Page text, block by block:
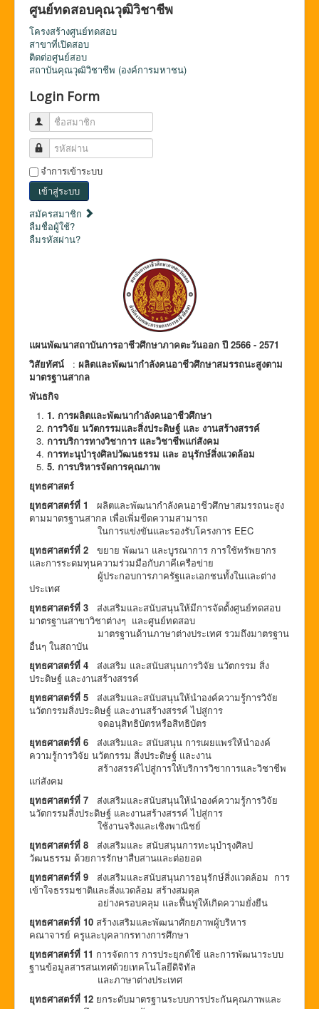
ศูนย์ทดสอบคุณวุฒิวิชาชีพ
โครงสร้างศูนย์ทดสอบ
สาขาที่เปิดสอบ
ติดต่อศูนย์สอบ
สถาบันคุณวุฒิวิชาชีพ (องค์การมหาชน)
Login Form
ชื่อสมาชิก
รหัสผ่าน
จำการเข้าระบบ
เข้าสู่ระบบ
สมัครสมาชิก
ลืมชื่อผู้ใช้?
ลืมรหัสผ่าน?
แผนพัฒนาสถาบันการอาชีวศึกษาภาคตะวันออก ปี 2566 - 2571
วิสัยทัศน์ : ผลิตและพัฒนากำลังคนอาชีวศึกษาสมรรถนะสูงตาม
มาตรฐานสากล
พันธกิจ
1. การผลิตและพัฒนากำลังคนอาชีวศึกษา
การวิจัย นวัตกรรมและสิ่งประดิษฐ์ และ งานสร้างสรรค์
การบริการทางวิชาการ และวิชาชีพแก่สังคม
การทะนุบำรุงศิลปวัฒนธรรม และ อนุรักษ์สิ่งแวดล้อม
5. การบริหารจัดการคุณภาพ
ยุทธศาสตร์
ยุทธศาสตร์ที่ 1
ผลิตและพัฒนากำลังคนอาชีวศึกษาสมรรถนะสูง
ตามมาตรฐานสากล เพื่อเพิ่มขีดความสามารถ
ในการแข่งขันและรองรับโครงการ EEC
ยุทธศาสตร์ที่ 2 ขยาย พัฒนา และบูรณาการ การใช้ทรัพยากร
และการระดมทุนความร่วมมือกับภาคีเครือข่าย
ผู้ประกอบการภาครัฐและเอกชนทั้งในและต่าง
ประเทศ
ยุทธศาสตร์ที่ 3 ส่งเสริมและสนับสนุนให้มีการจัดตั้งศูนย์ทดสอบ
มาตรฐานสาขาวิชาต่างๆ และศูนย์ทดสอบ
มาตรฐานด้านภาษาต่างประเทศ รวมถึงมาตรฐาน
อื่นๆ ในสถาบัน
ยุทธศาสตร์ที่ 4 ส่งเสริม และสนับสนุนการวิจัย นวัตกรรม สิ่ง
ประดิษฐ์ และงานสร้างสรรค์
ยุทธศาสตร์ที่ 5 ส่งเสริมและสนับสนุนให้นำองค์ความรู้การวิจัย
นวัตกรรมสิ่งประดิษฐ์ และงานสร้างสรรค์ ไปสู่การ
จดอนุสิทธิบัตรหรือสิทธิบัตร
ยุทธศาสตร์ที่ 6 ส่งเสริมและ สนับสนุน การเผยแพร่ให้นำองค์
ความรู้การวิจัย นวัตกรรม สิ่งประดิษฐ์ และงาน
สร้างสรรค์ไปสู่การให้บริการวิชาการและวิชาชีพ
แก่สังคม
ยุทธศาสตร์ที่ 7 ส่งเสริมและสนับสนุนให้นำองค์ความรู้การวิจัย
นวัตกรรมสิ่งประดิษฐ์ และงานสร้างสรรค์ ไปสู่การ
ใช้งานจริงและเชิงพาณิชย์
ยุทธศาสตร์ที่ 8 ส่งเสริมและ สนับสนุนการทะนุบำรุงศิลป
วัฒนธรรม ด้วยการรักษาสืบสานและต่อยอด
ยุทธศาสตร์ที่ 9 ส่งเสริมและสนับสนุนการอนุรักษ์สิ่งแวดล้อม การ
เข้าใจธรรมชาติและสิ่งแวดล้อม สร้างสมดุล
อย่างครอบคลุม และฟื้นฟูให้เกิดความยั่งยืน
ยุทธศาสตร์ที่ 10 สร้างเสริมและพัฒนาศักยภาพผู้บริหาร
คณาจารย์ ครูและบุคลากรทางการศึกษา
ยุทธศาสตร์ที่ 11 การจัดการ การประยุกต์ใช้ และการพัฒนาระบบ
ฐานข้อมูลสารสนเทศด้วยเทคโนโลยีดิจิทัล
และภาษาต่างประเทศ
ยุทธศาสตร์ที่ 12 ยกระดับมาตรฐานระบบการประกันคุณภาพและ